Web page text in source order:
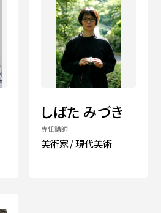
しばた みづき
専任講師
美術家 / 現代美術